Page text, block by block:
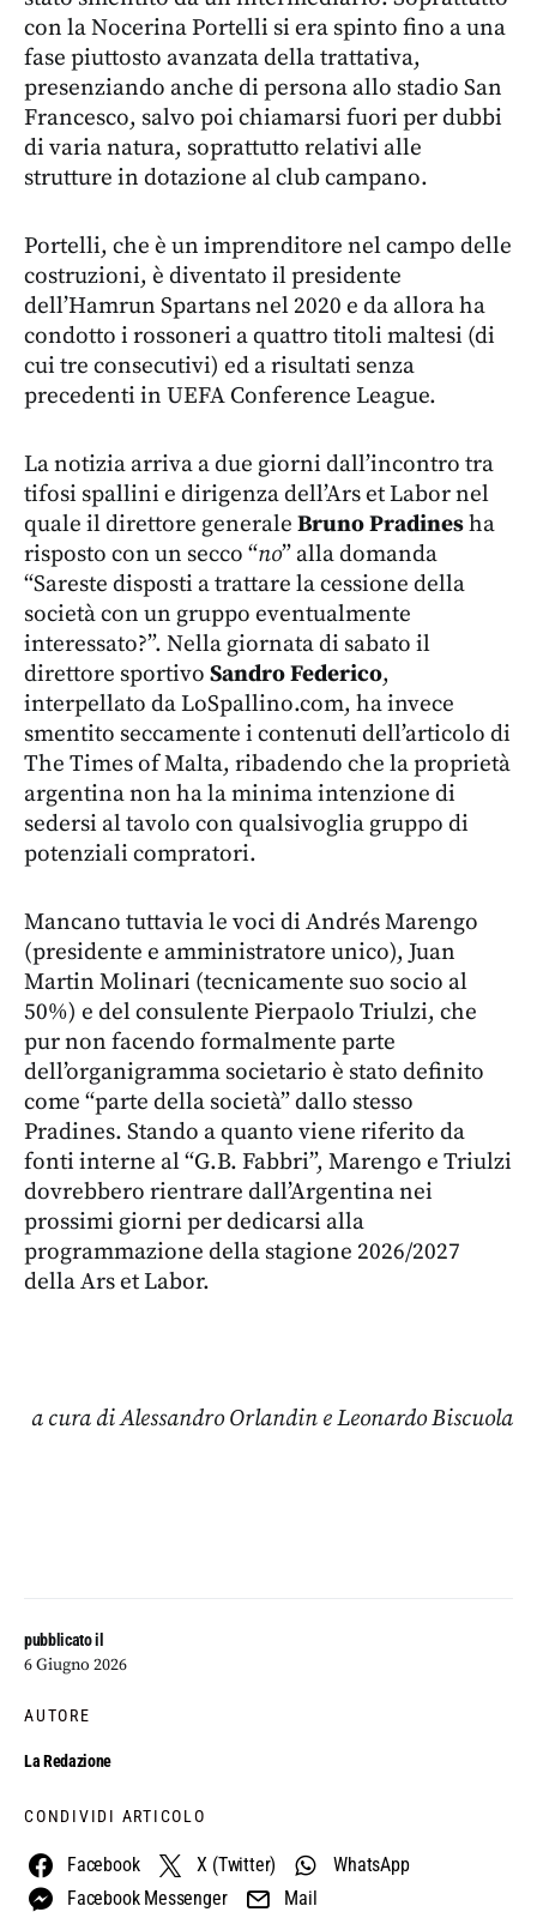
pubblicato il
6 Giugno 2026
AUTORE
La Redazione
CONDIVIDI ARTICOLO
Facebook X (Twitter)
WhatsApp
Facebook Messenger
Mail
con la Nocerina Portelli si era spinto fino a una
fase piuttosto avanzata della trattativa,
presenziando anche di persona allo stadio San
Francesco, salvo poi chiamarsi fuori per dubbi
di varia natura, soprattutto relativi alle
strutture in dotazione al club campano.
Portelli, che è un imprenditore nel campo delle
costruzioni, è diventato il presidente
dell’Hamrun Spartans nel 2020 e da allora ha
condotto i rossoneri a quattro titoli maltesi (di
cui tre consecutivi) ed a risultati senza
precedenti in UEFA Conference League.
La notizia arriva a due giorni dall’incontro tra
tifosi spallini e dirigenza dell’Ars et Labor nel
quale il direttore generale Bruno Pradinesha
risposto con un secco “no” alla domanda
“Sareste disposti a trattare la cessione della
società con un gruppo eventualmente
interessato?”. Nella giornata di sabato il
direttore sportivo Sandro Federico,
interpellato da LoSpallino.com, ha invece
smentito seccamente i contenuti dell’articolo di
The Times of Malta, ribadendo che la proprietà
argentina non ha la minima intenzione di
sedersi al tavolo con qualsivoglia gruppo di
potenziali compratori.
Mancano tuttavia le voci di Andrés Marengo
(presidente e amministratore unico), Juan
Martin Molinari (tecnicamente suo socio al
50%) e del consulente Pierpaolo Triulzi, che
pur non facendo formalmente parte
dell’organigramma societario è stato definito
come “parte della società” dallo stesso
Pradines. Stando a quanto viene riferito da
fonti interne al “G.B. Fabbri”, Marengo e Triulzi
dovrebbero rientrare dall’Argentina nei
prossimi giorni per dedicarsi alla
programmazione della stagione 2026/2027
della Ars et Labor.
a cura di Alessandro Orlandin e Leonardo Biscuola